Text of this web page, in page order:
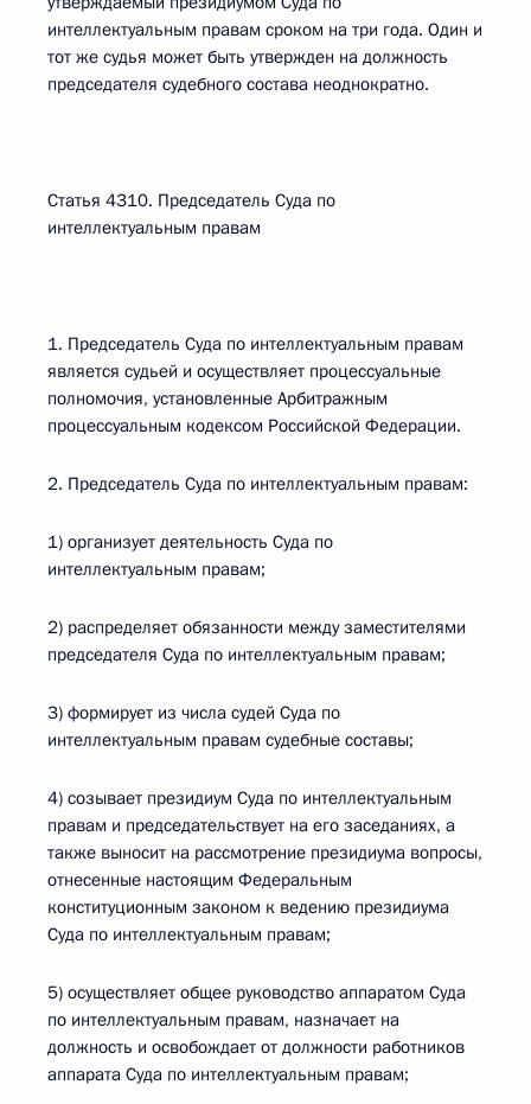
интеллектуальным правам сроком на три года. Один и
тот же судья может быть утвержден на должность
председателя судебного состава неоднократно.
Статья 4310. Председатель Суда по
интеллектуальным правам
1. Председатель Суда по интеллектуальным правам
является судьей и осуществляет процессуальные
полномочия, установленные Арбитражным
процессуальным кодексом Российской Федерации.
2. Председатель Суда по интеллектуальным правам:
1) организует деятельность Суда по
интеллектуальным правам;
2) распределяет обязанности между заместителями
председателя Суда по интеллектуальным правам;
3) формирует из числа судей Суда по
интеллектуальным правам судебные составы;
4) созывает президиум Суда по интеллектуальным
правам и председательствует на его заседаниях, а
также выносит на рассмотрение президиума вопросы,
отнесенные настоящим Федеральным
конституционным законом к ведению президиума
Суда по интеллектуальным правам;
5) осуществляет общее руководство аппаратом Суда
по интеллектуальным правам, назначает на
должность и освобождает от должности работников
аппарата Суда по интеллектуальным правам;